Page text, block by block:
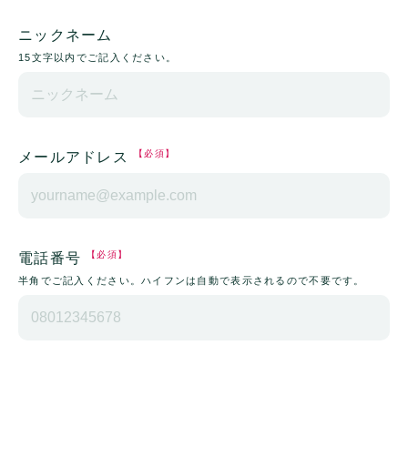
ニックネーム
15文字以内でご記入ください。
メールアドレス 【必須】
電話番号 【必須】
半角でご記入ください。ハイフンは自動で表示されるので不要です。